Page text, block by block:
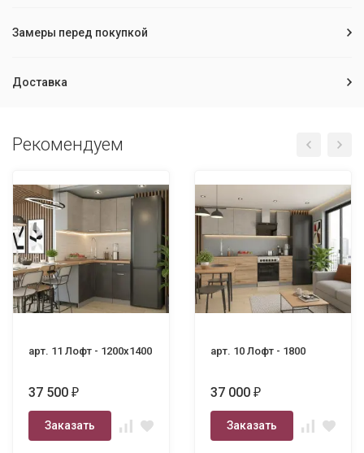
Замеры перед покупкой
Доставка
Рекомендуем
арт. 11 Лофт - 1200х1400
37 500 ₽
Заказать
арт. 10 Лофт - 1800
37 000 ₽
Заказать